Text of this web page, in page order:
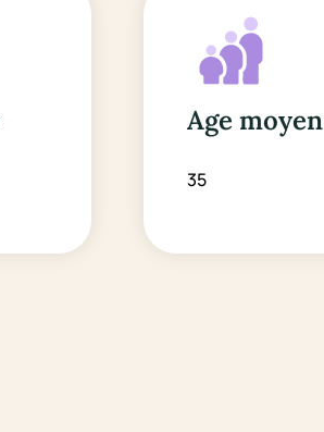
Age moyen
35